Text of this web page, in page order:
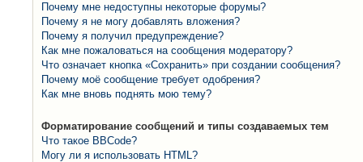
Почему мне недоступны некоторые форумы?
Почему я не могу добавлять вложения?
Почему я получил предупреждение?
Как мне пожаловаться на сообщения модератору?
Что означает кнопка «Сохранить» при создании сообщения?
Почему моё сообщение требует одобрения?
Как мне вновь поднять мою тему?
Форматирование сообщений и типы создаваемых тем
Что такое BBCode?
Могу ли я использовать HTML?